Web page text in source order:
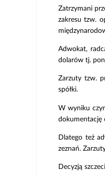
Zatrzymani
zakresu tzw.
Adwokat,
dolarów tj.
Zarzuty tzw.
spółki.
W wyniku
dokumentację
Dlatego też
zeznań.
Decyzją